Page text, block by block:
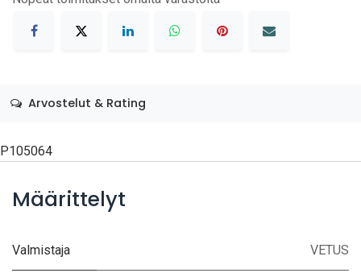
Arvostelut & Rating
P105064
Määrittelyt
Valmistaja VETUS